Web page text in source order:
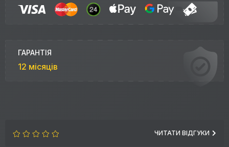
ЧИТАТИ ВІДГУКИ
ГАРАНТІЯ
12 місяців